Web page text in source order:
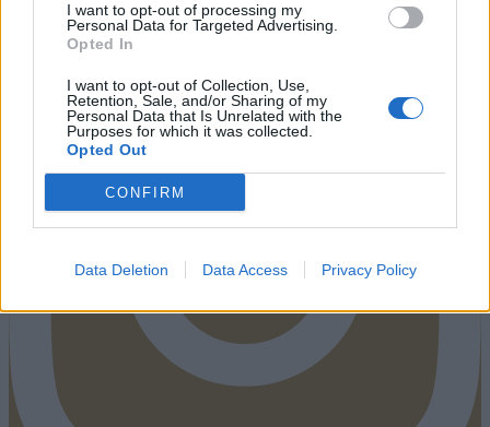
I want to opt-out of processing my
Personal Data for Targeted Advertising.
Opted In
I want to opt-out of Collection, Use,
Retention, Sale, and/or Sharing of my
Personal Data that Is Unrelated with the
Purposes for which it was collected.
Opted Out
CONFIRM
Data Deletion Data Access Privacy Policy